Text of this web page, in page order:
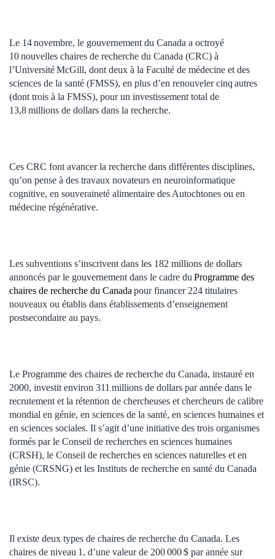
Le 14 novembre, le gouvernement du Canada a octroyé
10 nouvelles chaires de recherche du Canada (CRC) à
l’Université McGill, dont deux à la Faculté de médecine et des
sciences de la santé (FMSS), en plus d’en renouveler cinq autres
(dont trois à la FMSS), pour un investissement total de
13,8 millions de dollars dans la recherche.
Ces CRC font avancer la recherche dans différentes disciplines,
qu’on pense à des travaux novateurs en neuroinformatique
cognitive, en souveraineté alimentaire des Autochtones ou en
médecine régénérative.
Les subventions s’inscrivent dans les 182 millions de dollars
annoncés par le gouvernement dans le cadre du Programme des
chaires de recherche du Canada pour financer 224 titulaires
nouveaux ou établis dans établissements d’enseignement
postsecondaire au pays.
Le Programme des chaires de recherche du Canada, instauré en
2000, investit environ 311 millions de dollars par année dans le
recrutement et la rétention de chercheuses et chercheurs de calibre
mondial en génie, en sciences de la santé, en sciences humaines et
en sciences sociales. Il s’agit d’une initiative des trois organismes
formés par le Conseil de recherches en sciences humaines
(CRSH), le Conseil de recherches en sciences naturelles et en
génie (CRSNG) et les Instituts de recherche en santé du Canada
(IRSC).
Il existe deux types de chaires de recherche du Canada. Les
chaires de niveau 1, d’une valeur de 200 000 $ par année sur